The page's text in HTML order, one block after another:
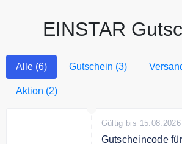
EINSTAR
Alle (6) Gutschein (3)
Aktion (2)
Gültig bis 15.08.2026
Gutscheincode